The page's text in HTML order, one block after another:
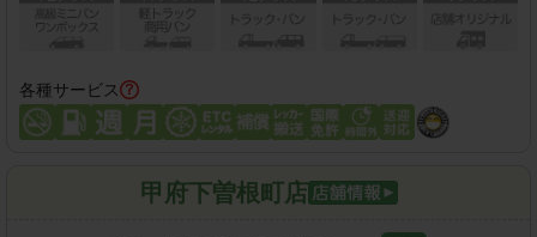
各種サービス
甲府下曽根町店